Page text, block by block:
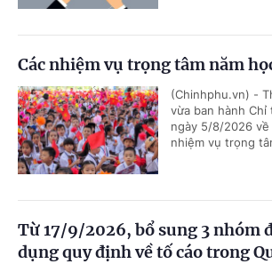
Các nhiệm vụ trọng tâm năm
(Chinhphu.vn) -
vừa ban hành Chỉ
ngày 5/8/2026
nhiệm vụ trọng
Từ 17/9/2026, bổ sung 3 nhóm
dụng quy định về tố cáo trong